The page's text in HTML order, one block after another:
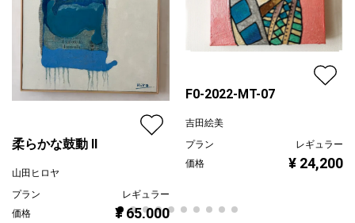
柔らかな鼓動 Ⅱ
山田ヒロヤ
プラン
レギュラー
価格
¥ 65,000
F0-2022-MT-07
吉田絵美
プラン
レギュラー
価格
¥ 24,200